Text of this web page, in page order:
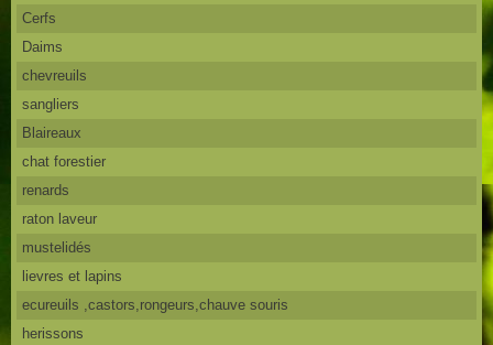
Cerfs
Daims
chevreuils
sangliers
Blaireaux
chat forestier
renards
raton laveur
mustelidés
lievres et lapins
ecureuils ,castors,rongeurs,chauve souris
herissons